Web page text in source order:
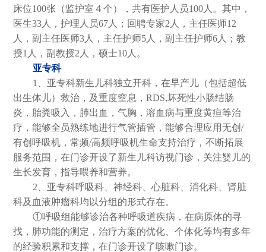
床位100张（监护室４个），共有医护人员100人。其中，
医生33人，护理人员67人；回聘专家2人，主任医师12
人，副主任医师3人，主任护师5人，副主任护师6人；教
授1人，副教授2人，硕士10人。
亚专科
1、亚专科新生儿科独立开科，在早产儿（包括超低
出生体儿）救治，及重度窒息，RDS,坏死性小肠结肠
炎，胎粪吸入，肺出血，气胸，溶血病与重度黄疸等治
疗，能够全员熟练地进行气管插管，能够合理应用无创/
有创呼吸机，常频/高频呼吸机生命支持治疗，不断拓展
服务范围，在门诊开设了新生儿科访视门诊，关注婴儿的
生长发育，指导喂养和营养。
2、亚专科呼吸科、神经科、心脏科、消化科、肾脏
科及血液肿瘤科均以分组的形式存在。
①呼吸组能够诊治各种呼吸道疾病，在病原体的寻
找，肺功能的测定，治疗方案的优化、个体化等均有多年
的经验积累和支撑，在门诊开设了咳嗽门诊。